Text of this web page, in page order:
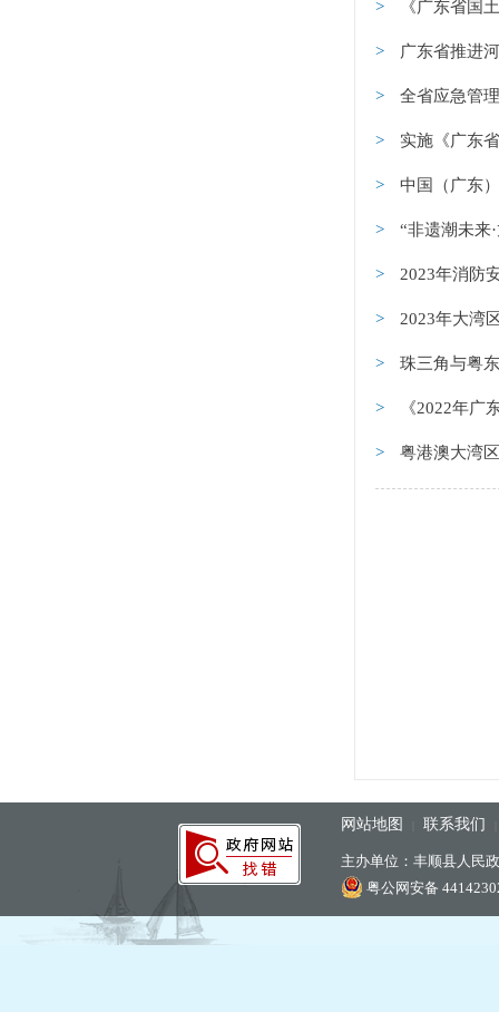
《广东省国
广东省推进
全省应急管
实施《广东
中国（广东
“非遗潮未来
2023年消防
2023年大湾
珠三角与粤
《2022年广
粤港澳大湾
网站地图 联系我们
主办单位：丰顺县人民
粤公网安备